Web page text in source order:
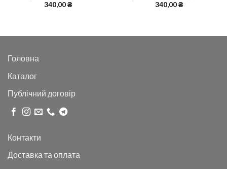
340,00₴
340,00₴
Головна
Каталог
Публічний договір
Контакти
Доставка та оплата